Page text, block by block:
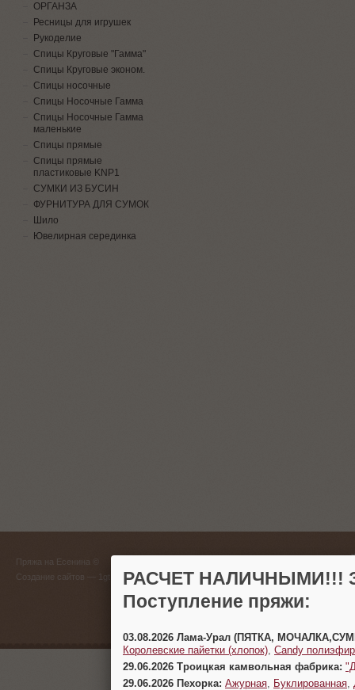
ОРГАНЗА
Ресницы для игрушек
Рукоделие
Спицы Круговые "Гамма"
Спицы Круговые эконом.
Спицы носочные
Спицы Носочные Гамма
Спицы Носочные Гамма
маленькие
Спицы прямые
Спицы прямые
пластиковые KNP1
СУМКИ ИЗ БУСИН
ФУРНИТУРА ДЛЯ СУМОК
Шило
Ювелирная серединка
Пряжа на Есенина ©
Создание сайтов
(383)
г.
РАСЧЕТ НАЛИЧНЫМИ!!!
Поступление пряжи:
03.08.2026 Лама-Урал (ПЯТКА,
Королевские пайетки (хлопок) Candy
29.06.2026 Троицкая камвольная фабрика:
29.06.2026 Пехорка: Ажурная Буклированная